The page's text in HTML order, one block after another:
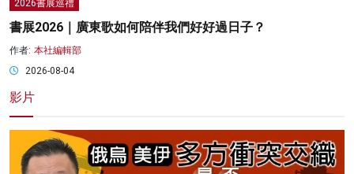
2026書展巡禮
書展2026｜廣東歌如何陪伴我們好好過日子？
作者: 本社編輯部
2026-08-04
影片